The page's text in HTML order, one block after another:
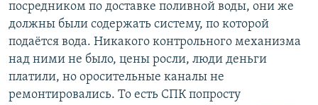
посредником по доставке поливной воды, они же
должны были содержать систему, по которой
подаётся вода. Никакого контрольного механизма
над ними не было, цены росли, люди деньги
платили, но оросительные каналы не
ремонтировались. То есть СПК попросту